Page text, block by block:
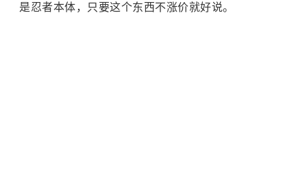
是忍者本体，只要这个东西不涨价就好说。